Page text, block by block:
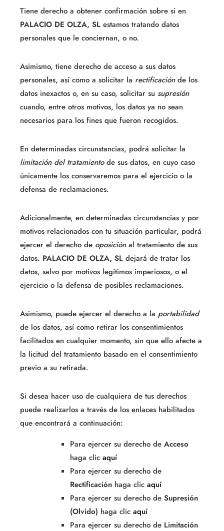
Tiene derecho a obtener confirmación sobre si en
PALACIO DE OLZA, SL estamos tratando datos
personales que le conciernan, o no.
Asimismo, tiene derecho de acceso a sus datos
personales, así como a solicitar la rectificaciónde los
datos inexactos o, en su caso, solicitar su supresión
cuando, entre otros motivos, los datos ya no sean
necesarios para los fines que fueron recogidos.
En determinadas circunstancias, podrá solicitar la
limitación del tratamientode sus datos, en cuyo caso
únicamente los conservaremos para el ejercicio o la
defensa de reclamaciones.
Adicionalmente, en determinadas circunstancias y por
motivos relacionados con tu situación particular, podrá
ejercer el derecho de oposiciónal tratamiento de sus
datos. PALACIO DE OLZA, SL dejará de tratar los
datos, salvo por motivos legítimos imperiosos, o el
ejercicio o la defensa de posibles reclamaciones.
Asimismo, puede ejercer el derecho a la portabilidad
de los datos, así como retirar los consentimientos
facilitados en cualquier momento, sin que ello afecte a
la licitud del tratamiento basado en el consentimiento
previo a su retirada.
Si desea hacer uso de cualquiera de tus derechos
puede realizarlos a través de los enlaces habilitados
que encontrará a continuación:
Para ejercer su derecho de Acceso
haga clic aquí
Para ejercer su derecho de
Rectificación haga clic aquí
Para ejercer su derecho de Supresión
(Olvido) haga clic aquí
Para ejercer su derecho de Limitación